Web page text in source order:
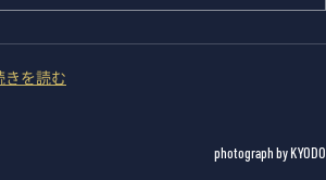
を読む
photograph by KYODO